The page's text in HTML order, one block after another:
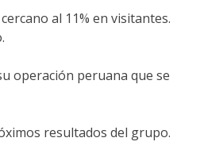
al 11% en visitantes.
operación peruana que se
resultados del grupo.